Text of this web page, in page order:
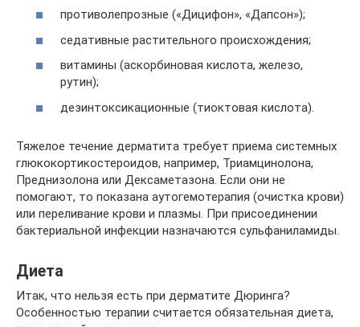
противолепрозные («Дицифон», «Дапсон»);
седативные растительного происхождения;
витамины (аскорбиновая кислота, железо,
рутин);
дезинтоксикационные (тиоктовая кислота).
Тяжелое течение дерматита требует приема системных
глюкокортикостероидов, например, Триамцинолона,
Преднизолона или Дексаметазона. Если они не
помогают, то показана аутогемотерапия (очистка крови)
или переливание крови и плазмы. При присоединении
бактериальной инфекции назначаются сульфаниламиды.
Диета
Итак, что нельзя есть при дерматите Дюринга?
Особенностью терапии считается обязательная диета,